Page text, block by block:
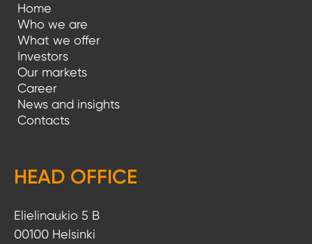
Home
Who we are
What we offer
Investors
Our markets
Career
News and insights
Contacts
HEAD OFFICE
Elielinaukio 5 B
00100 Helsinki